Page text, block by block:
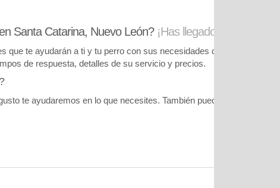
Santa Catarina, Nuevo León? ¡Has llegado al lugar
que te ayudarán a ti y tu perro con sus necesidades de cuidado.
de respuesta, detalles de su servicio y precios.
te ayudaremos en lo que necesites. También puedes visitar